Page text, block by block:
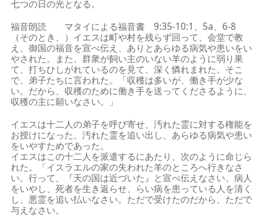
七つの日の光となる。
福音朗読 マタイによる福音書 9:35-10:1、5a、6-8
（そのとき、）イエスは町や村を残らず回って、会堂で教
え、御国の福音を宣べ伝え、ありとあらゆる病気や患いをい
やされた。また、群衆が飼い主のいない羊のように弱り果
て、打ちひしがれているのを見て、深く憐れまれた。そこ
で、弟子たちに言われた。「収穫は多いが、働き手が少な
い。だから、収穫のために働き手を送ってくださるように、
収穫の主に願いなさい。」
イエスは十二人の弟子を呼び寄せ、汚れた霊に対する権能を
お授けになった。汚れた霊を追い出し、あらゆる病気や患い
をいやすためであった。
イエスはこの十二人を派遣するにあたり、次のように命じら
れた。「イスラエルの家の失われた羊のところへ行きなさ
い。行って、『天の国は近づいた』と宣べ伝えなさい。病人
をいやし、死者を生き返らせ、らい病を患っている人を清く
し、悪霊を追い払いなさい。ただで受けたのだから、ただで
与えなさい。